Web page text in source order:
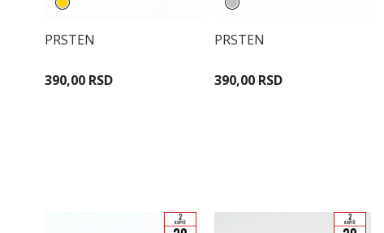
PRSTEN
390,00 RSD
PRSTEN
390,00 RSD